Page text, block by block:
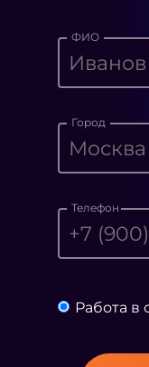
ФИО
Город
Телефон
Работа в